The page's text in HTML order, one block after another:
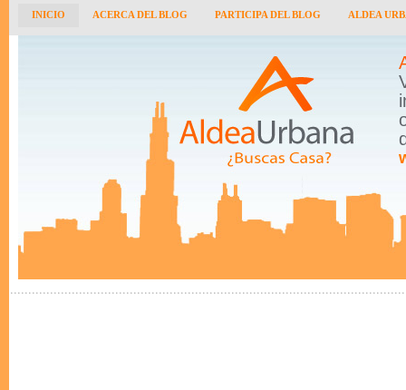
INICIO ACERCA DEL BLOG PARTICIPA DEL BLOG ALDEA